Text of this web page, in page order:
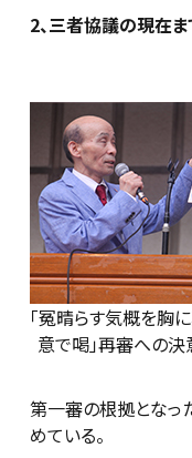
2、三者協議の現在
「冤晴らす気概を胸
意で喝」再審への
第一審の根拠となっ
めている。